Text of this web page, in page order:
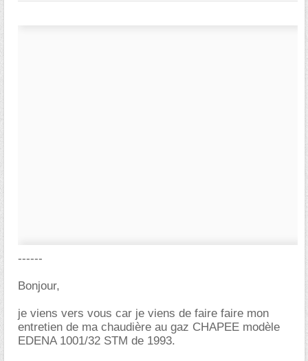
------
Bonjour,
je viens vers vous car je viens de faire faire mon
entretien de ma chaudière au gaz CHAPEE modèle
EDENA 1001/32 STM de 1993.